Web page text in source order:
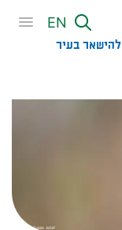
EN
להישאר בעיר​